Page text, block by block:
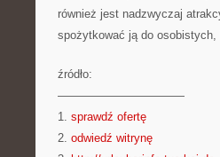
również jest nadzwyczaj
spożytkować ją do osobistych,
źródło:
———————————
1. sprawdź ofertę
2. odwiedź witrynę